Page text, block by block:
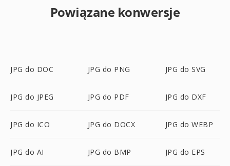
Powiązane konwersje
JPG do DOC JPG do PNG JPG do SVG
JPG do JPEG JPG do PDF JPG do DXF
JPG do ICO JPG do DOCX JPG do WEBP
JPG do AI JPG do BMP JPG do EPS